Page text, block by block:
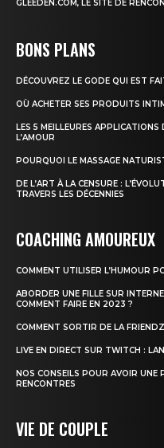
GLEEDEN.COM, LE SITE DE
BONS PLANS
DÉCOUVREZ LE GODE QUI EST
OÙ ACHETER SES PRODUITS
LES 5 MEILLEURES
L’AMOUR
POURQUOI LE MASSAGE
DE L’ART À LA CENSURE :
TRAVERS LES DÉCENNIES
COACHING AMOUREUX
COMMENT UTILISER L’HUMOUR
ABORDER UNE FILLE SUR
COMMENT FAIRE EN 2023 ?
COMMENT SORTIR DE LA
LIVE EN DIRECT SUR TWITCH :
NOS CONSEILS POUR AVOIR
RENCONTRES
VIE DE COUPLE